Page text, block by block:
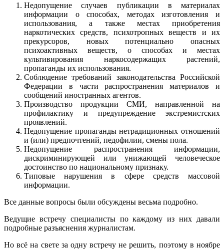
Недопущение случаев публикации в материалах
информации о способах, методах изготовления и
использования, а также местах приобретения
наркотических средств, психотропных веществ и их
прекурсоров, новых потенциально опасных
психоактивных веществ, о способах и местах
культивирования наркосодержащих растений,
пропаганды их использования.
Соблюдение требований законодательства Российской
Федерации в части распространения материалов и
сообщений иностранных агентов.
Производство продукции СМИ, направленной на
профилактику и предупреждение экстремистских
проявлений.
Недопущение пропаганды нетрадиционных отношений
и (или) предпочтений, педофилии, смены пола.
Недопущение распространения информации,
дискриминирующей или унижающей человеческое
достоинство по национальному признаку.
Типовые нарушения в сфере средств массовой
информации.
Все данные вопросы были обсуждены весьма подробно.
Ведущие встречу специалисты по каждому из них давали
подробные разъяснения журналистам.
Но всё на свете за одну встречу не решить, поэтому в ноябре